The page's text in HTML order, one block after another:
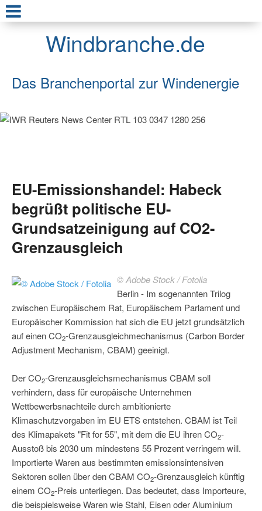
Windbranche.de
Das Branchenportal zur Windenergie
EU-Emissionshandel: Habeck
begrüßt politische EU-
Grundsatzeinigung auf CO2-
Grenzausgleich
© Adobe Stock / Fotolia
Berlin - Im sogenannten Trilog
zwischen Europäischem Rat, Europäischem Parlament und
Europäischer Kommission hat sich die EU jetzt grundsätzlich
auf einen CO2-Grenzausgleichmechanismus (Carbon Border
Adjustment Mechanism, CBAM) geeinigt.
Der CO2-Grenzausgleichsmechanismus CBAM soll
verhindern, dass für europäische Unternehmen
Wettbewerbsnachteile durch ambitionierte
Klimaschutzvorgaben im EU ETS entstehen. CBAM ist Teil
des Klimapakets "Fit for 55", mit dem die EU ihren CO2-
Ausstoß bis 2030 um mindestens 55 Prozent verringern will.
Importierte Waren aus bestimmten emissionsintensiven
Sektoren sollen über den CBAM CO2-Grenzausgleich künftig
einem CO2-Preis unterliegen. Das bedeutet, dass Importeure,
die beispielsweise Waren wie Stahl, Eisen oder Aluminium